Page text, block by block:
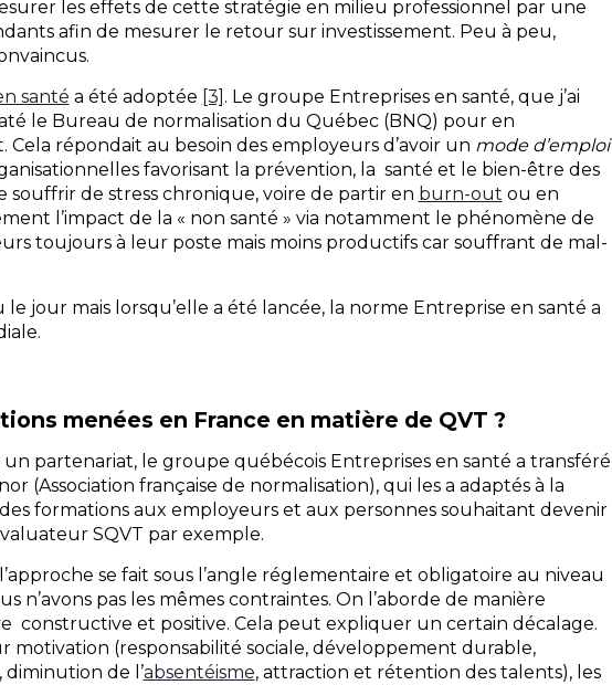
les effets de cette stratégie en milieu professionnel par une
afin de mesurer le retour sur investissement. Peu à peu,
santé a été adoptée [3] . Le groupe Entreprises en santé, que j’ai
le Bureau de normalisation du Québec (BNQ) pour en
répondait au besoin des employeurs d’avoir un mode d’emploi
favorisant la prévention, la santé et le bien-être des
souffrir de stress chronique, voire de partir en burn-out ou en
l’impact de la « non santé » via notamment le phénomène de
toujours à leur poste mais moins productifs car souffrant de mal-
le jour mais lorsqu’elle a été lancée, la norme Entreprise en santé a
menées en France en matière de QVT ?
un partenariat, le groupe québécois Entreprises en santé a transféré
(Association française de normalisation), qui les a adaptés à la
formations aux employeurs et aux personnes souhaitant devenir
SQVT par exemple.
se fait sous l’angle réglementaire et obligatoire au niveau
n’avons pas les mêmes contraintes. On l’aborde de manière
constructive et positive. Cela peut expliquer un certain décalage.
motivation (responsabilité sociale, développement durable,
de l’absentéisme, attraction et rétention des talents), les